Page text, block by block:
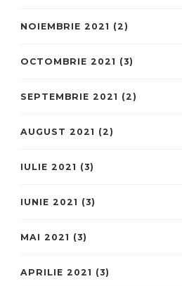
NOIEMBRIE 2021 (2)
OCTOMBRIE 2021 (3)
SEPTEMBRIE 2021 (2)
AUGUST 2021 (2)
IULIE 2021 (3)
IUNIE 2021 (3)
MAI 2021 (3)
APRILIE 2021 (3)